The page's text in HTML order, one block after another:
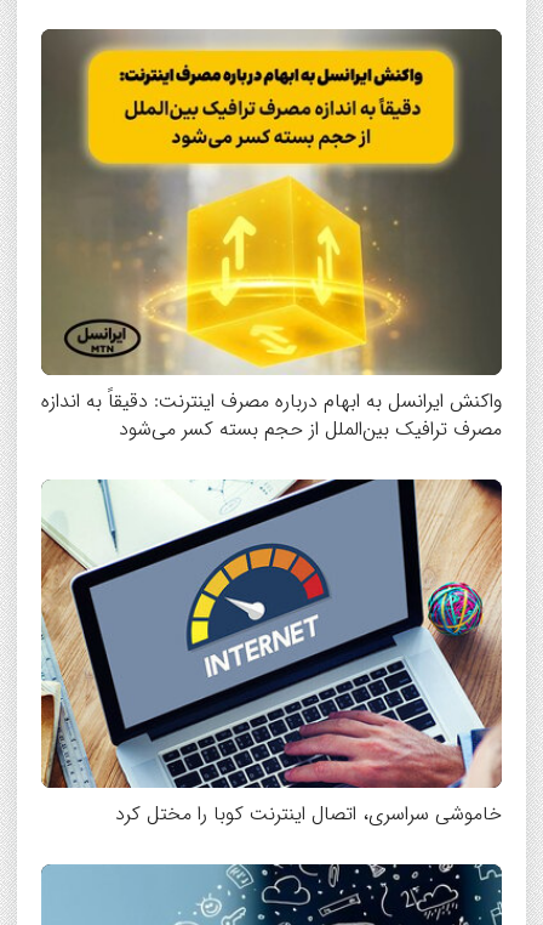
واکنش ایرانسل به ابهام درباره مصرف اینترنت: دقیقاً به اندازه
مصرف ترافیک بین‌الملل از حجم بسته کسر می‌شود
خاموشی سراسری، اتصال اینترنت کوبا را مختل کرد